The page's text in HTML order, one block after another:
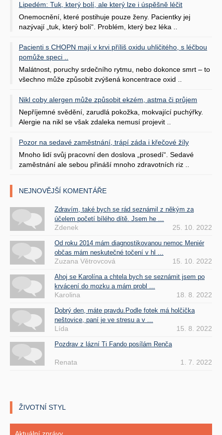
Lipedém: Tuk, který bolí, ale který lze i úspěšně léčit
Onemocnění, které postihuje pouze ženy. Pacientky jej
nazývají „tuk, který bolí“. Problém, který bez léka ..
Pacienti s CHOPN mají v krvi příliš oxidu uhličitého, s léčbou
pomůže speci ..
Malátnost, poruchy srdečního rytmu, nebo dokonce smrt – to
všechno může způsobit zvýšená koncentrace oxid ..
Nikl coby alergen může způsobit ekzém, astma či průjem
Nepříjemné svědění, zarudlá pokožka, mokvající puchýřky.
Alergie na nikl se však zdaleka nemusí projevit ..
Pozor na sedavé zaměstnání, trápí záda i křečové žíly
Mnoho lidí svůj pracovní den doslova „prosedí“. Sedavé
zaměstnání ale sebou přináší mnoho zdravotních riz ..
NEJNOVĚJŠÍ KOMENTÁŘE
Zdravím, také bych se rád seznámil z někým za
účelem početí bílého dítě. Jsem he ...
Zdenek 25. 10. 2022
Od roku 2014 mám diagnostikovanou nemoc Meniér
občas mám neskutečné točení v hl ...
Zuzana Větrovcová 15. 10. 2022
Ahoj se Karolína a chtela bych se seznámit jsem po
krvácení do mozku a mám probl ...
Karolina 18. 8. 2022
Dobrý den, máte pravdu.Podle fotek má holčička
neštovice, paní je ve stresu a v ...
Lída 15. 8. 2022
Pozdrav z lázní Ti Fando posílám Renča
Renata 1. 7. 2022
ŽIVOTNÍ STYL